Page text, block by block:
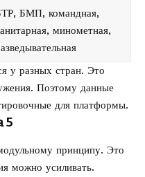
БМП, командная,
минометная,
у разных стран. Это
Поэтому данные
для платформы.
5
принципу. Это
можно усиливать.